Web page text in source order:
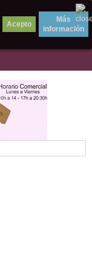
Más
información